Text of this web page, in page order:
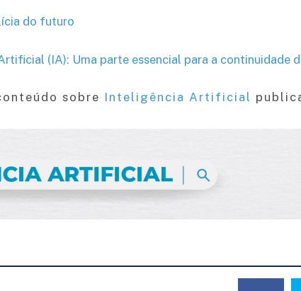
do futuro
(IA): Uma parte essencial para a continuidade
sobre Inteligência Artificial